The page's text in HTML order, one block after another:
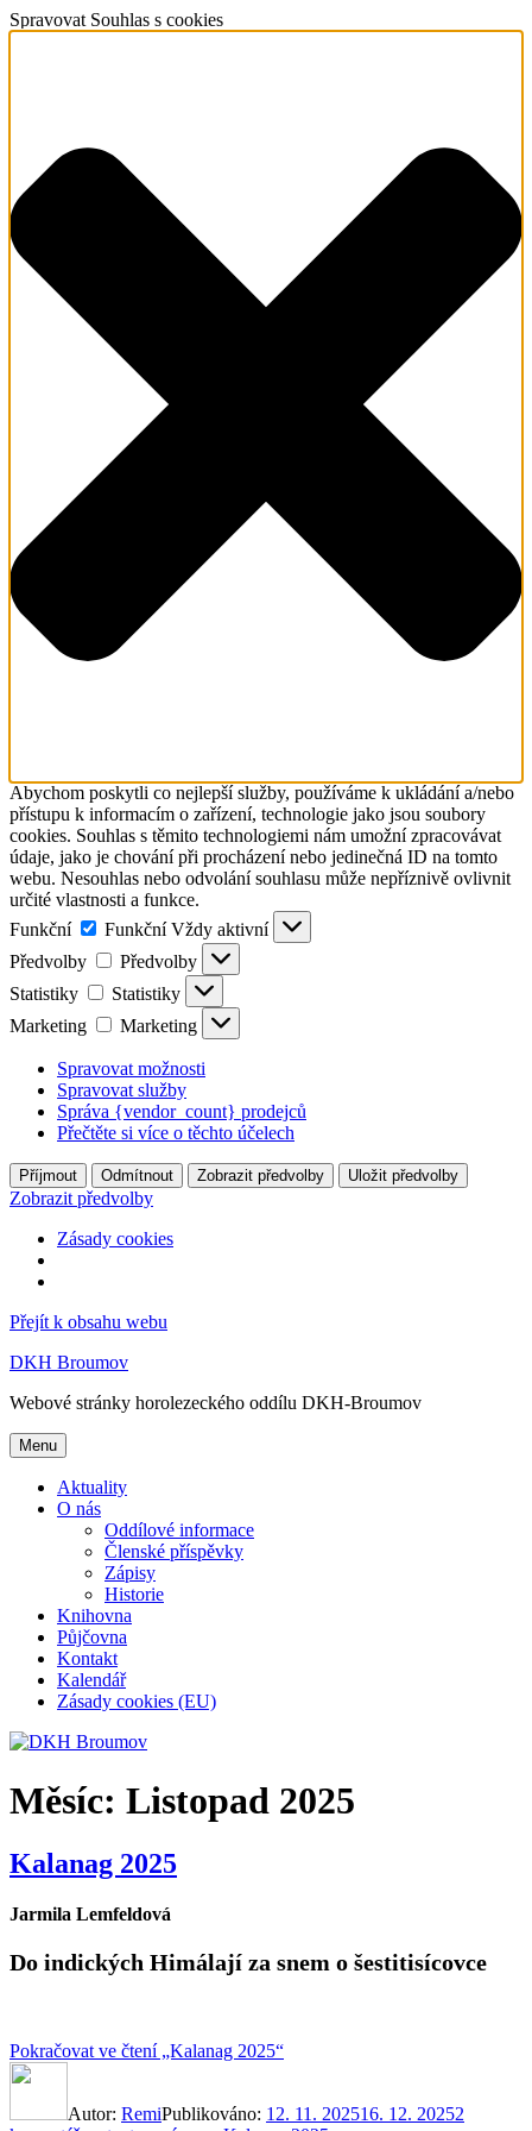
Spravovat Souhlas s cookies
Abychom poskytli co nejlepší služby, používáme k ukládání a/nebo
přístupu k informacím o zařízení, technologie jako jsou soubory
cookies. Souhlas s těmito technologiemi nám umožní zpracovávat
údaje, jako je chování při procházení nebo jedinečná ID na tomto
webu. Nesouhlas nebo odvolání souhlasu může nepříznivě ovlivnit
určité vlastnosti a funkce.
Funkční
Funkční Vždy aktivní
Předvolby
Předvolby
Statistiky
Statistiky
Marketing
Marketing
Spravovat možnosti
Spravovat služby
Správa {vendor_count} prodejců
Přečtěte si více o těchto účelech
Příjmout Odmítnout Zobrazit předvolby Uložit předvolby
Zobrazit předvolby
Zásady cookies
Přejít k obsahu webu
DKH Broumov
Webové stránky horolezeckého oddílu DKH-Broumov
Menu
Aktuality
O nás
Oddílové informace
Členské příspěvky
Zápisy
Historie
Knihovna
Půjčovna
Kontakt
Kalendář
Zásady cookies (EU)
Měsíc: Listopad 2025
Kalanag 2025
Jarmila Lemfeldová
Do indických Himálají za snem o šestitisícovce
Pokračovat ve čtení„Kalanag 2025“
Autor: RemiPublikováno: 12. 11. 202516. 12. 20252